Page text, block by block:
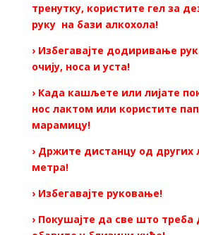
тренутку, користите гел за
руку на бази алкохола!
› Избегавајте додиривање
очију, носа и уста!
› Када кашљете или лијате
нос лактом или користите
марамицу!
› Држите дистанцу од других
метра!
› Избегавајте руковање!
› Покушајте да све што треба